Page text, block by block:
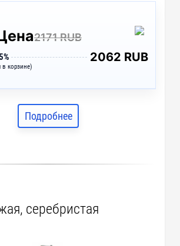
2171 RUB
корзине)
2062 RUB
Подробнее
серебристая